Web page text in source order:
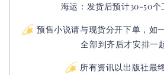
海运：发货后预计30-50个
预售小说请与现货分开下单，如
全部到齐后才安排一
所有资讯以出版社最